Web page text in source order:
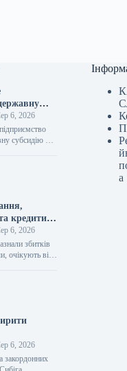
на
6, 2026
субсидію в
як
кредити
який
6, 2026
збитків
очікують від
та
6, 2026
закордонних
а